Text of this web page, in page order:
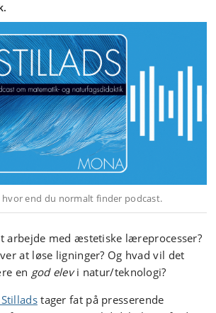
hvor end du normalt finder podcast.
arbejde med æstetiske læreprocesser?
at løse ligninger? Og hvad vil det
en god elevi natur/teknologi?
tager fat på presserende